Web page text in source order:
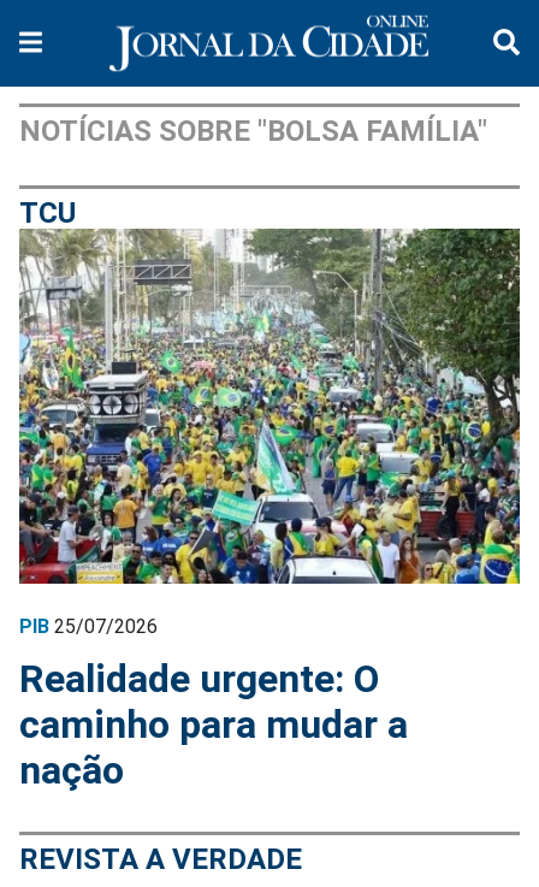
NOTÍCIAS SOBRE "BOLSA FAMÍLIA"
TCU
PIB 25/07/2026
Realidade urgente: O
caminho para mudar a
nação
REVISTA A VERDADE